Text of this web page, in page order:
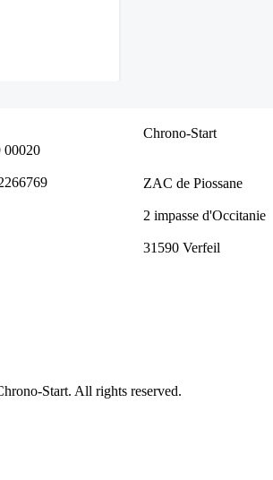
00020
Chrono-Start
ZAC de Piossane
2 impasse d'Occitanie
31590 Verfeil
Start. All rights reserved.